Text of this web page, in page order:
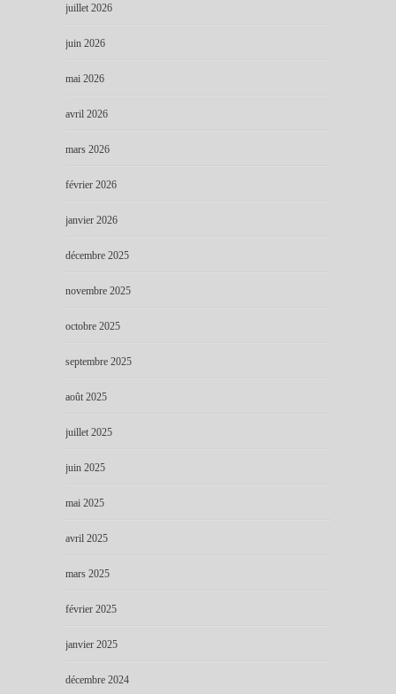
juillet 2026
juin 2026
mai 2026
avril 2026
mars 2026
février 2026
janvier 2026
décembre 2025
novembre 2025
octobre 2025
septembre 2025
août 2025
juillet 2025
juin 2025
mai 2025
avril 2025
mars 2025
février 2025
janvier 2025
décembre 2024